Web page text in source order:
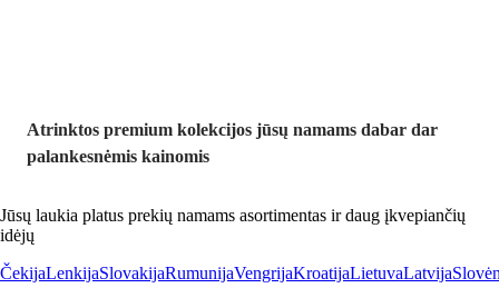
Atrinktos premium kolekcijos jūsų namams dabar dar
palankesnėmis kainomis
Jūsų laukia platus prekių namams asortimentas ir daug įkvepiančių
idėjų
ČekijaLenkijaSlovakijaRumunijaVengrijaKroatijaLietuvaLatvija